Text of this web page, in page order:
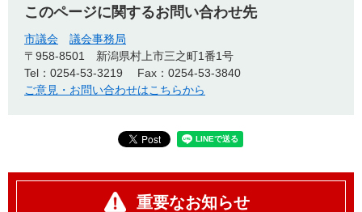
このページに関するお問い合わせ先
市議会
議会事務局
〒958-8501
新潟県村上市三之町1番1号
Tel：0254-53-3219
Fax：0254-53-3840
ご意見・お問い合わせはこちらから
重要なお知らせ